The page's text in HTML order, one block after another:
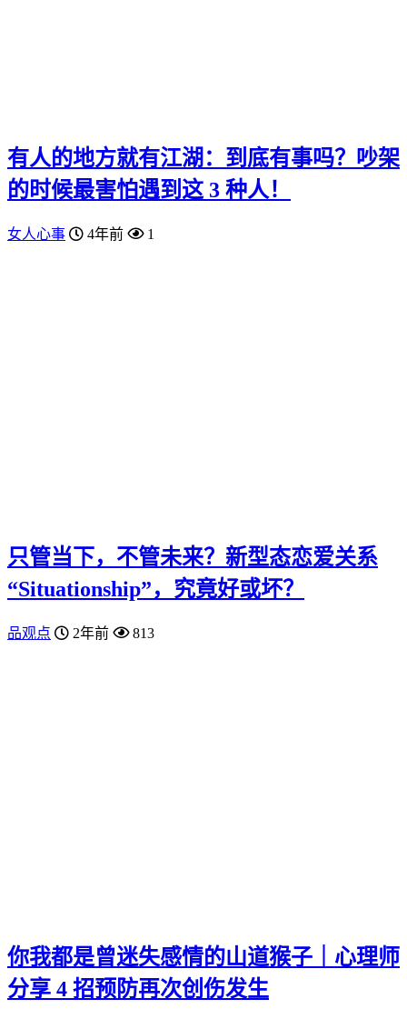
有人的地方就有江湖：到底有事吗？吵架
的时候最害怕遇到这 3 种人！
女人心事 4年前 1
只管当下，不管未来？新型态恋爱关系
“Situationship”，究竟好或坏？
品观点 2年前 813
你我都是曾迷失感情的山道猴子｜心理师
分享 4 招预防再次创伤发生